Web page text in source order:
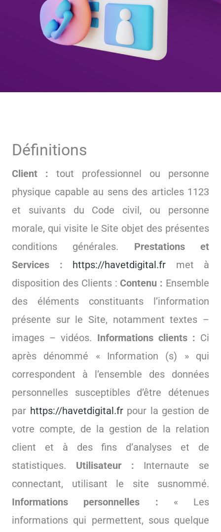
Définitions
Client : tout professionnel ou personne
physique capable au sens des articles 1123
et suivants du Code civil, ou personne
morale, qui visite le Site objet des présentes
conditions générales. Prestations et
Services :
https://havetdigital.fr met à
disposition des Clients : Contenu : Ensemble
des éléments constituants l’information
présente sur le Site, notamment textes –
images – vidéos. Informations clients : Ci
après dénommé « Information (s) » qui
correspondent à l’ensemble des données
personnelles susceptibles d’être détenues
par https://havetdigital.frpour la gestion de
votre compte, de la gestion de la relation
client et à des fins d’analyses et de
statistiques. Utilisateur : Internaute se
connectant, utilisant le site susnommé.
Informations personnelles : « Les
informations qui permettent, sous quelque